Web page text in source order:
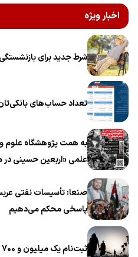
اخبار ویژه
شرط جدید برای
تعداد حساب‌های بانکی‌تان
به همت پژوهشگاه علوم
علمی «اربعین حسینی در
صنعا: تأسیسات نفتی
پاسخی محکم می‌دهیم
ثبت‌نام یک میلیون و 700 هزار زائر در سامانه سماح ‌